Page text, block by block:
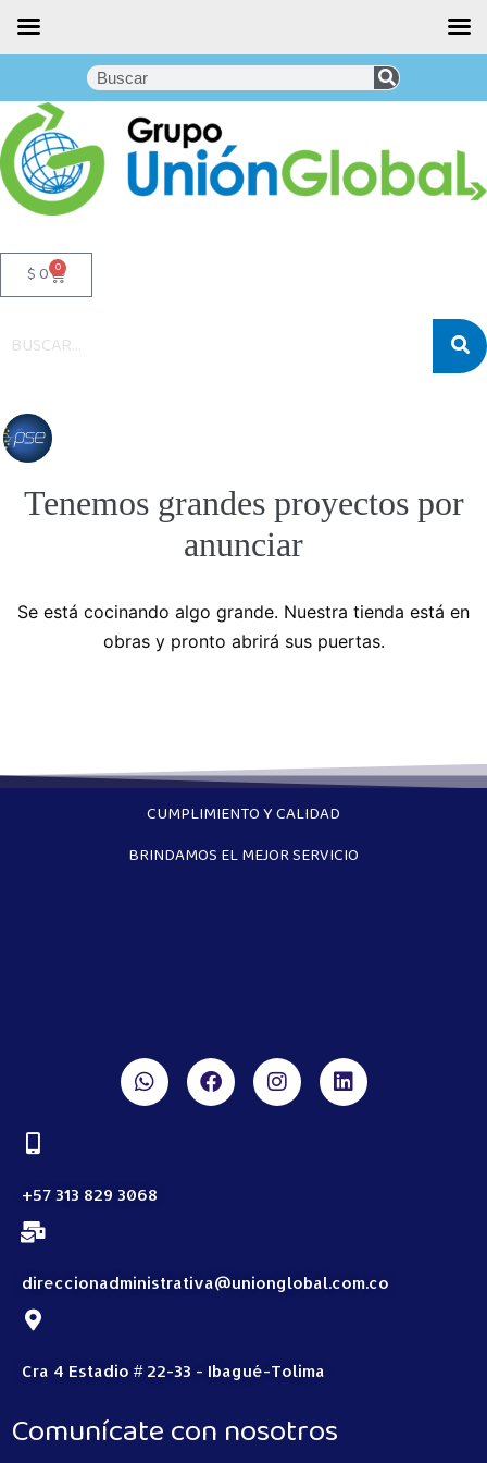
$0 0
Tenemos grandes proyectos por
anunciar
Se está cocinando algo grande. Nuestra tienda está en
obras y pronto abrirá sus puertas.
CUMPLIMIENTO Y CALIDAD
BRINDAMOS EL MEJOR SERVICIO
+57 313 829 3068
direccionadministrativa@unionglobal.com.co
Cra 4 Estadio # 22-33 - Ibagué-Tolima
Comunícate con nosotros